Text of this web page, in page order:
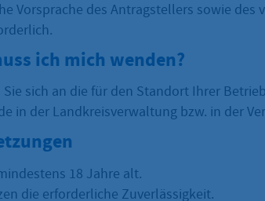
Vorsprache des Antragstellers sowie des
ich mich wenden?
sich an die für den Standort Ihrer
in der Landkreisverwaltung bzw. in der
18 Jahre alt.
die erforderliche Zuverlässigkeit.